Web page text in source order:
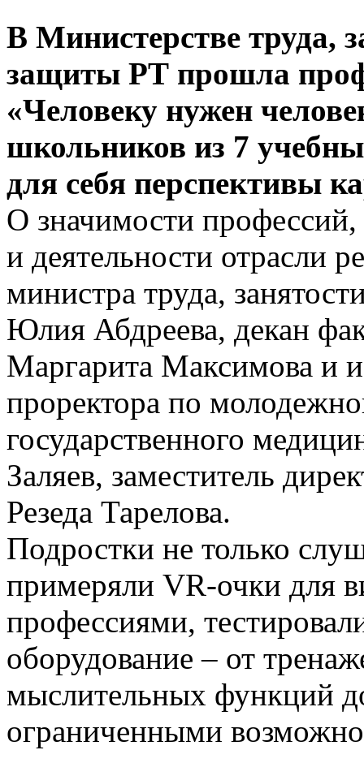
В Министерстве труда,
защиты РТ прошла
«Человеку нужен
школьников из 7
для себя перспективы
О значимости
и деятельности отрасли
министра труда,
Юлия Абдреева, декан
Маргарита Максимова и
проректора по
государственного
Заляев, заместитель
Резеда Тарелова.
Подростки не только
примеряли VR-очки для
профессиями,
оборудование – от
мыслительных функций
ограниченными